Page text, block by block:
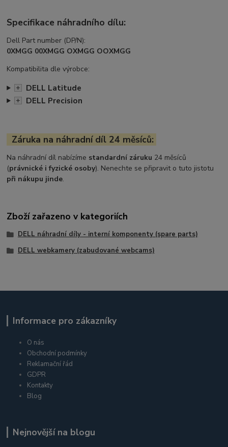
Specifikace náhradního dílu:
Dell Part number (DP/N):
0XMGG 00XMGG OXMGG OOXMGG
Kompatibilita dle výrobce:
+
DELL Latitude
+ DELL Precision
Záruka na náhradní díl 24 měsíců:
Na náhradní díl nabízíme standardní záruku 24 měsíců
(právnické i fyzické osoby). Nenechte se připravit o tuto jistotu
při nákupu jinde.
Zboží zařazeno v kategoriích
DELL náhradní díly - interní komponenty (spare parts)
DELL webkamery (zabudované webcams)
Informace pro zákazníky
O nás
Obchodní podmínky
Reklamační řád
GDPR
Kontakty
Blog
Nejnovější na blogu